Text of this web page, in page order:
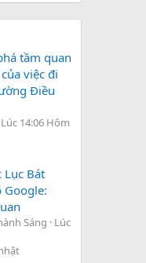
tầm quan
việc đi
Điều
Lúc 14:06 Hôm
Lục Bát
Google:
Sáng
Lúc